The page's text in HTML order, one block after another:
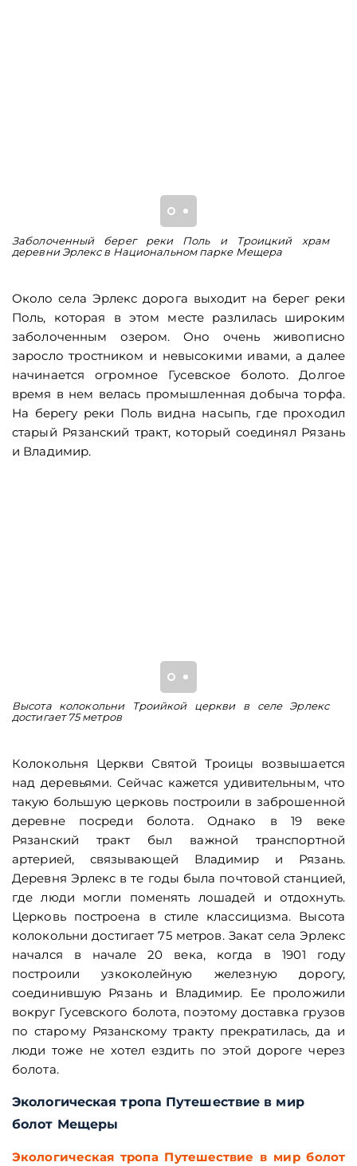
Заболоченный берег реки Поль и Троицкий храм
деревни Эрлекс в Национальном парке Мещера
Около села Эрлекс дорога выходит на берег реки
Поль, которая в этом месте разлилась широким
заболоченным озером. Оно очень живописно
заросло тростником и невысокими ивами, а далее
начинается огромное Гусевское болото. Долгое
время в нем велась промышленная добыча торфа.
На берегу реки Поль видна насыпь, где проходил
старый Рязанский тракт, который соединял Рязань
и Владимир.
Высота колокольни Троийкой церкви в селе Эрлекс
достигает 75 метров
Колокольня Церкви Святой Троицы возвышается
над деревьями. Сейчас кажется удивительным, что
такую большую церковь построили в заброшенной
деревне посреди болота. Однако в 19 веке
Рязанский тракт был важной транспортной
артерией, связывающей Владимир и Рязань.
Деревня Эрлекс в те годы была почтовой станцией,
где люди могли поменять лошадей и отдохнуть.
Церковь построена в стиле классицизма. Высота
колокольни достигает 75 метров. Закат села Эрлекс
начался в начале 20 века, когда в 1901 году
построили узкоколейную железную дорогу,
соединившую Рязань и Владимир. Ее проложили
вокруг Гусевского болота, поэтому доставка грузов
по старому Рязанскому тракту прекратилась, да и
люди тоже не хотел ездить по этой дороге через
болота.
Экологическая тропа Путешествие в мир
болот Мещеры
Экологическая тропа Путешествие в мир болот